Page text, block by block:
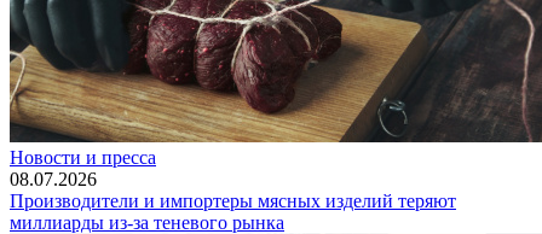
Новости и пресса
08.07.2026
Производители и импортеры мясных изделий теряют
миллиарды из-за теневого рынка